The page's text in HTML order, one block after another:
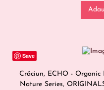
Save
Crăciun, ECHO - Organic
Nature Series,